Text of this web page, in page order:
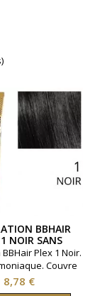
BBHAIR
NOIR SANS
Plex 1 Noir.
Couvre
cheveux blancs
brillant et
Prix
8,78 €